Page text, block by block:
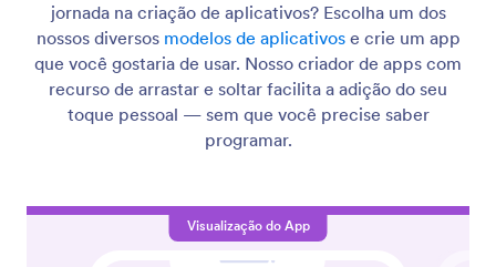
jornada na criação de aplicativos? Escolha um dos
nossos diversos modelos de aplicativose crie um app
que você gostaria de usar. Nosso criador de apps com
recurso de arrastar e soltar facilita a adição do seu
toque pessoal — sem que você precise saber
programar.